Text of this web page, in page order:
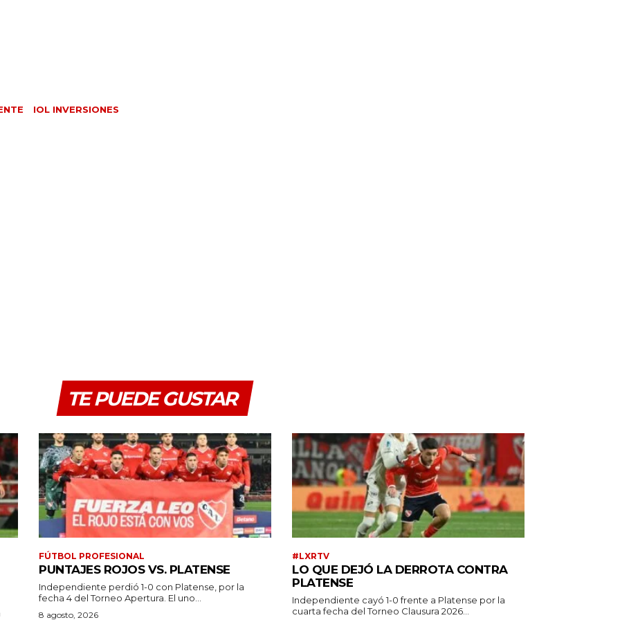
IOL INVERSIONES
TE PUEDE GUSTAR
FÚTBOL PROFESIONAL
PUNTAJES ROJOS VS. PLATENSE
Independiente perdió 1-0 con Platense, por la
fecha 4 del Torneo Apertura. El uno...
8 agosto, 2026
#LXRTV
LO QUE DEJÓ LA DERROTA CONTRA
PLATENSE
Independiente cayó 1-0 frente a Platense por la
cuarta fecha del Torneo Clausura 2026...